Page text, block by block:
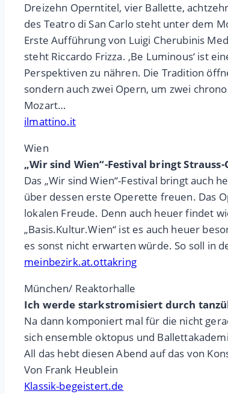
Dreizehn Operntitel, vier Ballette,
des Teatro di San Carlo steht unter dem
Erste Aufführung von Luigi Cherubinis
steht Riccardo Frizza. ‚Be Luminous‘ ist
Perspektiven zu nähren. Die Tradition
sondern auch zwei Opern, um zwei
Mozart…
ilmattino.it
Wien
„Wir sind Wien“-Festival bringt
Das „Wir sind Wien“-Festival bringt auch
über dessen erste Operette freuen. Das
lokalen Freude. Denn auch heuer findet
„Basis.Kultur.Wien“ ist es auch heuer
es sonst nicht erwarten würde. So soll in
meinbezirk.at.ottakring
München/ Reaktorhalle
Ich werde starkstromisiert durch
Na dann komponiert mal für die nicht
sich ensemble oktopus und
All das hebt diesen Abend auf das von
Von Frank Heublein
Klassik-begeistert.de